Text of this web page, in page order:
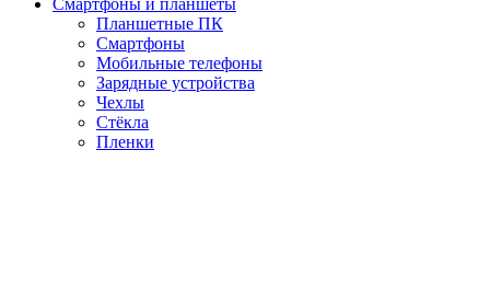
Смартфоны и планшеты
Планшетные ПК
Смартфоны
Мобильные телефоны
Зарядные устройства
Чехлы
Стёкла
Пленки